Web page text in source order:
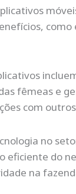
fêmeas e
com
no
eficiente do
na